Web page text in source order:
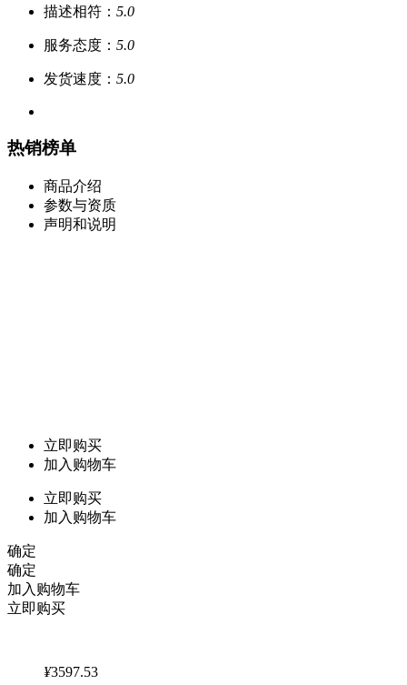
描述相符： 5.0
服务态度： 5.0
发货速度： 5.0
热销榜单
商品介绍
参数与资质
声明和说明
立即购买
加入购物车
立即购买
加入购物车
确定
确定
加入购物车
立即购买
¥3597.53